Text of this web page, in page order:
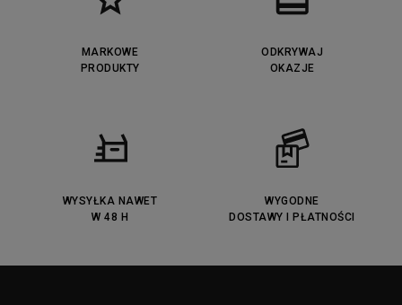
MARKOWE
PRODUKTY
ODKRYWAJ
OKAZJE
WYSYŁKA NAWET
W 48 H
WYGODNE
DOSTAWY I PŁATNOŚCI